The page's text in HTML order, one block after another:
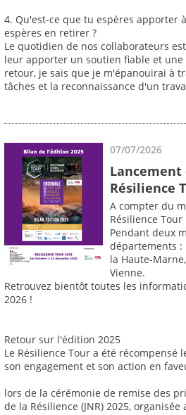
4. Qu'est-ce que tu espères apporter
espères en retirer ?
Le quotidien de nos collaborateurs
leur apporter un soutien fiable et une
retour, je sais que je m'épanouirai à
tâches et la reconnaissance d'un
07/07/2026
Résilience
A compter du
Résilience
Pendant deux
départements :
la Haute-
Vienne.
Retrouvez bientôt toutes les
2026 !
Retour sur l'édition 2025
Le Résilience Tour a été récompensé
son engagement et son action en
lors de la cérémonie de remise des
de la Résilience (JNR) 2025,